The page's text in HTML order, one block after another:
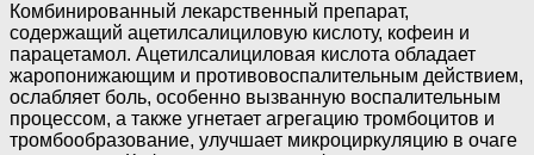
Комбинированный лекарственный препарат,
содержащий ацетилсалициловую кислоту, кофеин и
парацетамол. Ацетилсалициловая кислота обладает
жаропонижающим и противовоспалительным действием,
ослабляет боль, особенно вызванную воспалительным
процессом, а также угнетает агрегацию тромбоцитов и
тромбообразование, улучшает микроциркуляцию в очаге